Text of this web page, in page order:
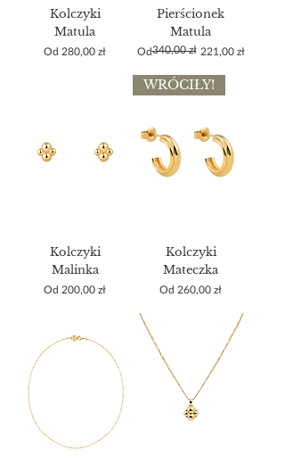
Kolczyki
Matula
Od 280,00 zł
Cena rabatowa
Pierścionek
Matula
Od
Regularna cena
340,00 zł 221,00 zł
Cena rabatowa
Kolczyki
Malinka
Od 200,00 zł
Cena rabatowa
WRÓCIŁY!
Kolczyki
Mateczka
Od 260,00 zł
Cena rabatowa